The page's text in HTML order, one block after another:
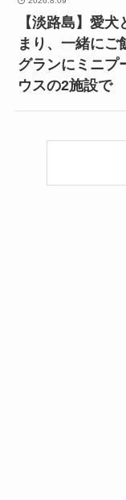
【淡路島】愛
まり、一緒にご
グランにミニプ
ウスの2施設で